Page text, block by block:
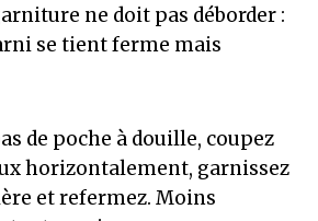
ne doit pas déborder :
se tient ferme mais
de poche à douille, coupez
horizontalement, garnissez
et refermez. Moins